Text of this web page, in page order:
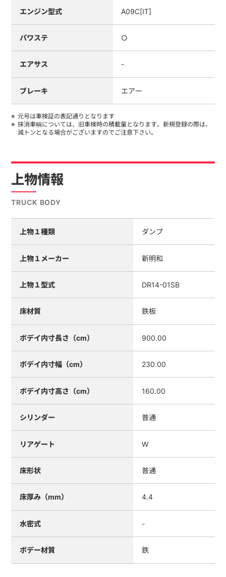
エンジン型式 A09C[IT]
パワステ ○
エアサス -
ブレーキ エアー
元号は車検証の表記通りとなります
抹消車輌については、旧車検時の積載量となります。新規登録の際は、
減トンとなる場合がございますのでご注意下さい。
上物情報
TRUCK BODY
上物１種類 ダンプ
上物１メーカー 新明和
上物１型式 DR14-01SB
床材質 鉄板
ボデイ内寸長さ（cm） 900.00
ボデイ内寸幅（cm） 230.00
ボデイ内寸高さ（cm） 160.00
シリンダー 普通
リアゲート W
床形状 普通
床厚み（mm） 4.4
水密式 -
ボデー材質 鉄